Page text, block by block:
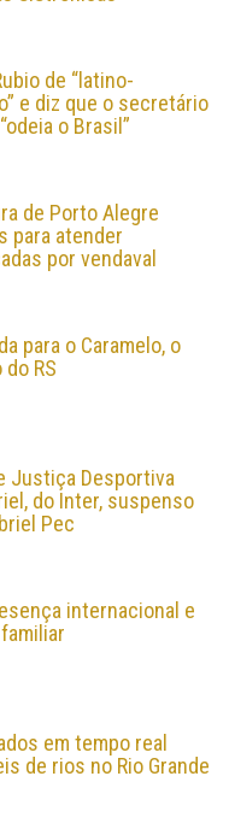
de “latino-
e diz que o secretário
o Brasil”
de Porto Alegre
para atender
por vendaval
para o Caramelo, o
RS
Justiça Desportiva
do Inter, suspenso
Pec
internacional e
em tempo real
de rios no Rio Grande